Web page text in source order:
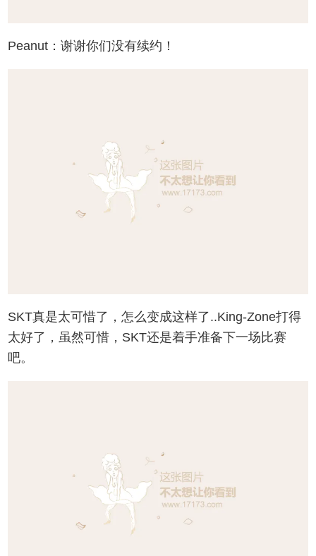
Peanut：谢谢你们没有续约！
SKT真是太可惜了，怎么变成这样了..King-Zone打得
太好了，虽然可惜，SKT还是着手准备下一场比赛
吧。